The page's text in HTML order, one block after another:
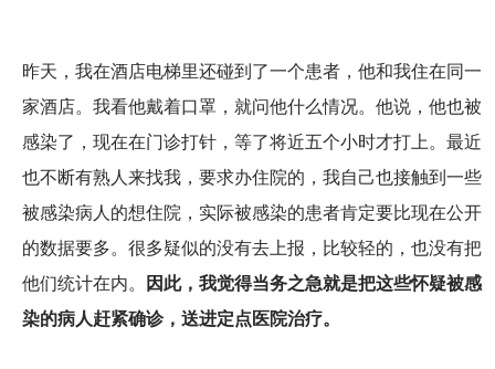
昨天，我在酒店电梯里还碰到了一个患者，他和我住在同一
家酒店。我看他戴着口罩，就问他什么情况。他说，他也被
感染了，现在在门诊打针，等了将近五个小时才打上。最近
也不断有熟人来找我，要求办住院的，我自己也接触到一些
被感染病人的想住院，实际被感染的患者肯定要比现在公开
的数据要多。很多疑似的没有去上报，比较轻的，也没有把
他们统计在内。
因此，我觉得当务之急就是把这些怀疑被感
染的病人赶紧确诊，送进定点医院治疗。